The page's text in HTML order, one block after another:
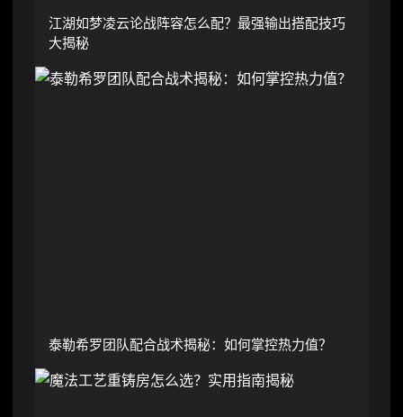
江湖如梦凌云论战阵容怎么配？最强输出搭配技巧
大揭秘
泰勒希罗团队配合战术揭秘：如何掌控热力值？